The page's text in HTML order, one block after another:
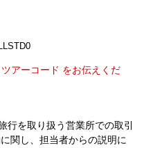
アーコード をお伝えくだ
行を取り扱う営業所での取引
関し、担当者からの説明に